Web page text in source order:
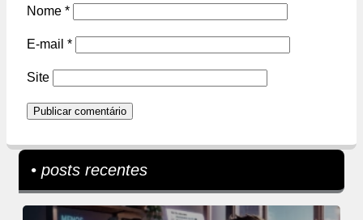
Nome *
E-mail *
Site
• posts recentes